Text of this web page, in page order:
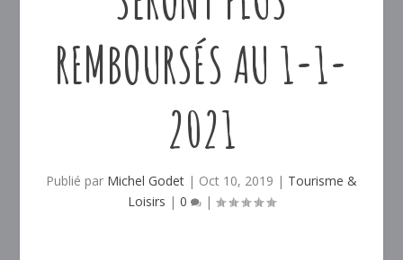
REMBOURSÉS AU 1-1-
2021
Publié par Michel Godet | Oct 10, 2019 | Tourisme &
Loisirs | 0 |